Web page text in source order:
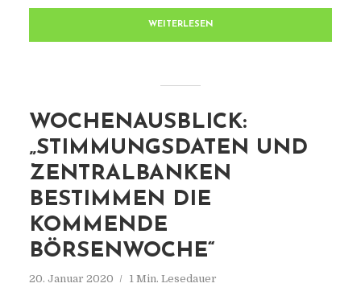
WEITERLESEN
WOCHENAUSBLICK:
„STIMMUNGSDATEN UND
ZENTRALBANKEN
BESTIMMEN DIE
KOMMENDE
BÖRSENWOCHE“
20. Januar 2020 1 Min. Lesedauer